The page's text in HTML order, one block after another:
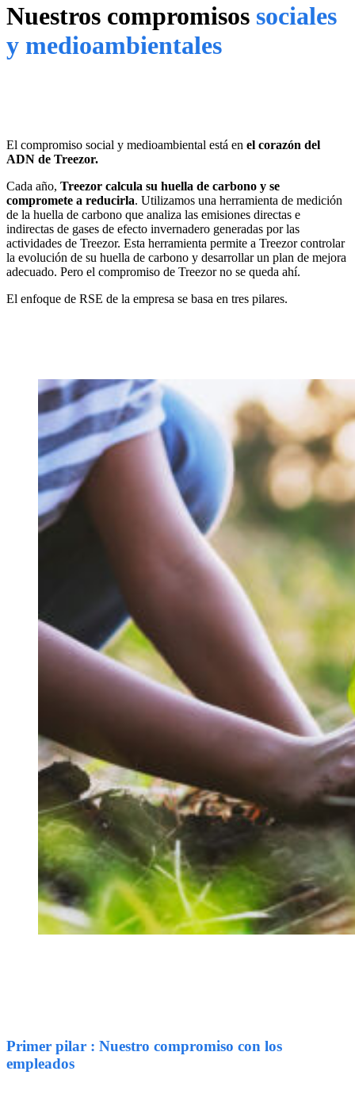
Nuestros compromisos sociales
y medioambientales
El compromiso social y medioambiental está en el corazón del
ADN de Treezor.
Cada año, Treezor calcula su huella de carbono y se
compromete a reducirla. Utilizamos una herramienta de medición
de la huella de carbono que analiza las emisiones directas e
indirectas de gases de efecto invernadero generadas por las
actividades de Treezor. Esta herramienta permite a Treezor controlar
la evolución de su huella de carbono y desarrollar un plan de mejora
adecuado. Pero el compromiso de Treezor no se queda ahí.
El enfoque de RSE de la empresa se basa en tres pilares.
Primer pilar : Nuestro compromiso con los
empleados